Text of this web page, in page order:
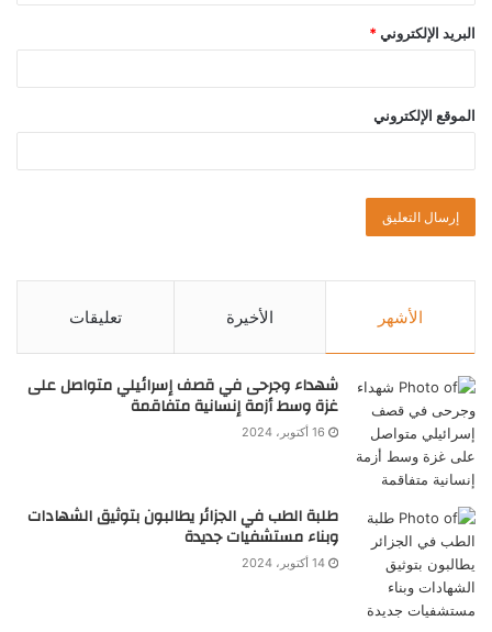
البريد الإلكتروني *
الموقع الإلكتروني
الأشهر الأخيرة تعليقات
شهداء وجرحى في قصف إسرائيلي متواصل على
غزة وسط أزمة إنسانية متفاقمة
16 أكتوبر، 2024
طلبة الطب في الجزائر يطالبون بتوثيق الشهادات
وبناء مستشفيات جديدة
14 أكتوبر، 2024